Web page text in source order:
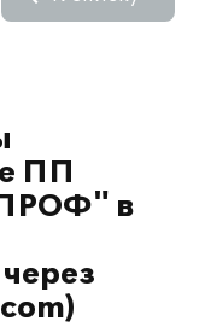
ПП
ПРОФ" в